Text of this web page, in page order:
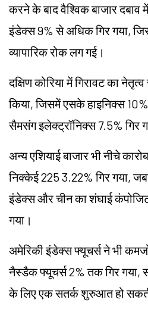
करने के बाद वैश्विक बाजार दबाव
इंडेक्स 9% से अधिक गिर गया,
व्यापारिक रोक लग गई।
दक्षिण कोरिया में गिरावट का
किया, जिसमें एसके हाइनिक्स
सैमसंग इलेक्ट्रॉनिक्स 7.5% गिर
अन्य एशियाई बाजार भी नीचे
निक्केई 225 3.22% गिर गया,
इंडेक्स और चीन का शंघाई
गया।
अमेरिकी इंडेक्स फ्यूचर्स ने भी
नैस्डैक फ्यूचर्स 2% तक गिर गया,
के लिए एक सतर्क शुरुआत हो